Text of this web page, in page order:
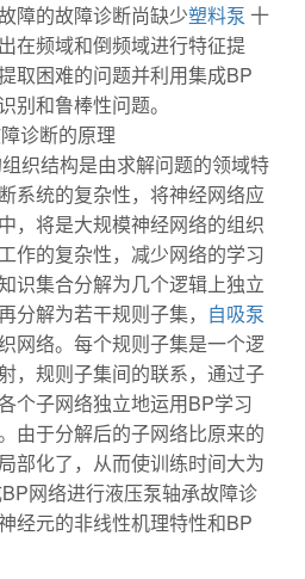
障的故障诊断尚缺少塑料泵 十
在频域和倒频域进行特征提
取困难的问题并利用集成BP
别和鲁棒性问题。
诊断的原理
织结构是由求解问题的领域特
系统的复杂性，将神经网络应
，将是大规模神经网络的组织
作的复杂性，减少网络的学习
识集合分解为几个逻辑上独立
分解为若干规则子集， 自吸泵
网络。每个规则子集是一个逻
，规则子集间的联系，通过子
个子网络独立地运用BP学习
由于分解后的子网络比原来的
部化了，从而使训练时间大为
网络进行液压泵轴承故障诊
经元的非线性机理特性和BP